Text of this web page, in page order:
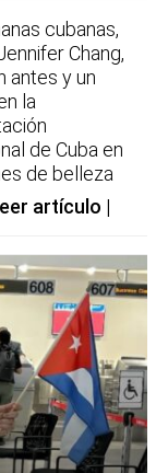
cubanas,
Chang,
antes y un
la
de Cuba en
de belleza
artículo